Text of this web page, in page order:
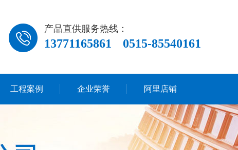
产品直供服务热线：
13771165861 0515-85540161
工程案例 企业荣誉 阿里店铺